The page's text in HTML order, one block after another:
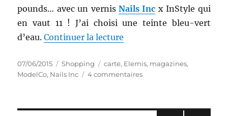
pounds… avec un vernis Nails Inc x InStyle qui
en vaut 11 ! J’ai choisi une teinte bleu-vert
d’eau.Continuer la lecture
Publié
le
07/06/2015 Catégories
Shopping Étiquettes
carte, Elemis, magazines,
ModelCo, Nails Inc 4 commentairessur